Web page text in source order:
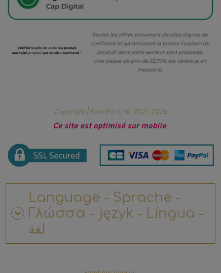
Copyright | EventFor'Life 2021-2026
Ce site est optimisé sur mobile
Language - Sprache -
Γλώσσα - język - Língua -
لغة